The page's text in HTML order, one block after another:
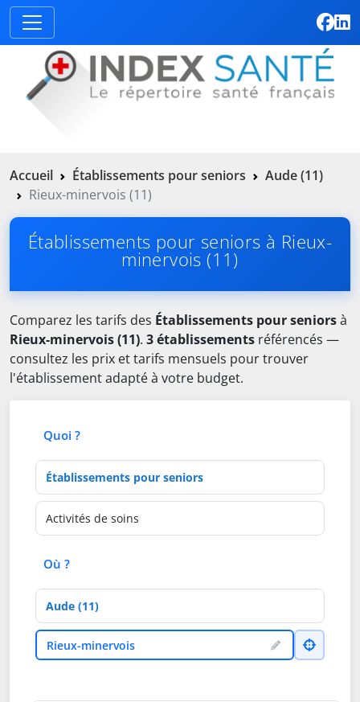
Accueil Établissements pour seniors
Aude (11)
Rieux-minervois (11)
Établissements pour seniors à Rieux-
minervois (11)
Comparez les tarifs des Établissements pour seniorsà
Rieux-minervois (11). 3 établissements référencés —
consultez les prix et tarifs mensuels pour trouver
l'établissement adapté à votre budget.
Quoi ?
Type d'établissement
Activités de soins
Où ?
Département
VilleRieux-minervois